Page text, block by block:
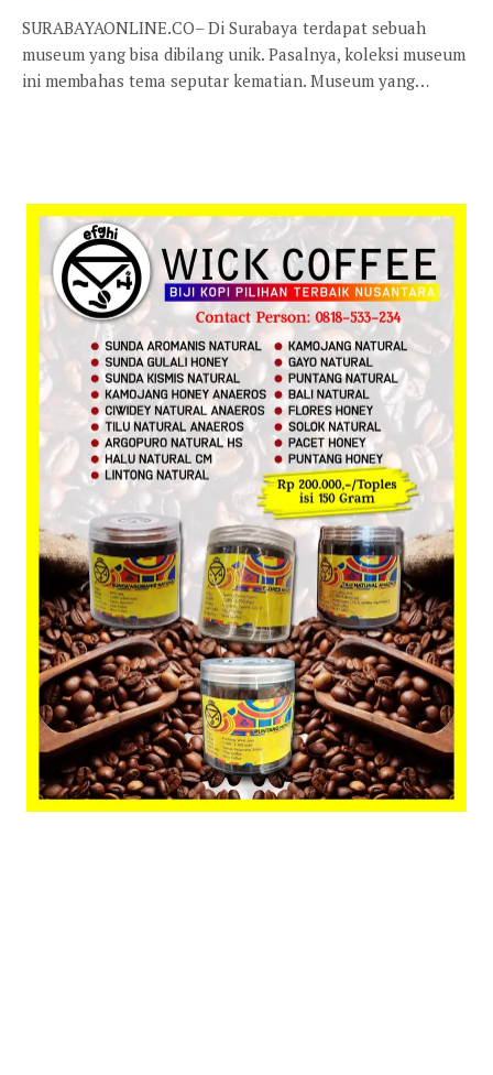
SURABAYAONLINE.CO– Di Surabaya terdapat sebuah
museum yang bisa dibilang unik. Pasalnya, koleksi museum
ini membahas tema seputar kematian. Museum yang…